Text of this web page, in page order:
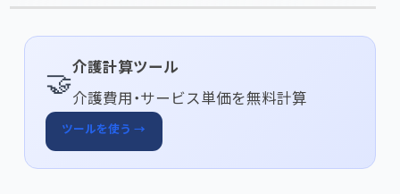
🤝
介護計算ツール
介護費用・サービス単価を無料計算
ツールを使う →